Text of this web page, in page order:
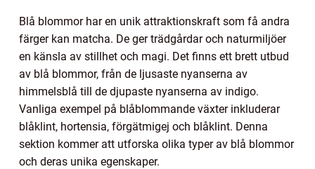
Blå blommor har en unik attraktionskraft som få andra
färger kan matcha. De ger trädgårdar och naturmiljöer
en känsla av stillhet och magi. Det finns ett brett utbud
av blå blommor, från de ljusaste nyanserna av
himmelsblå till de djupaste nyanserna av indigo.
Vanliga exempel på blåblommande växter inkluderar
blåklint, hortensia, förgätmigej och blåklint. Denna
sektion kommer att utforska olika typer av blå blommor
och deras unika egenskaper.